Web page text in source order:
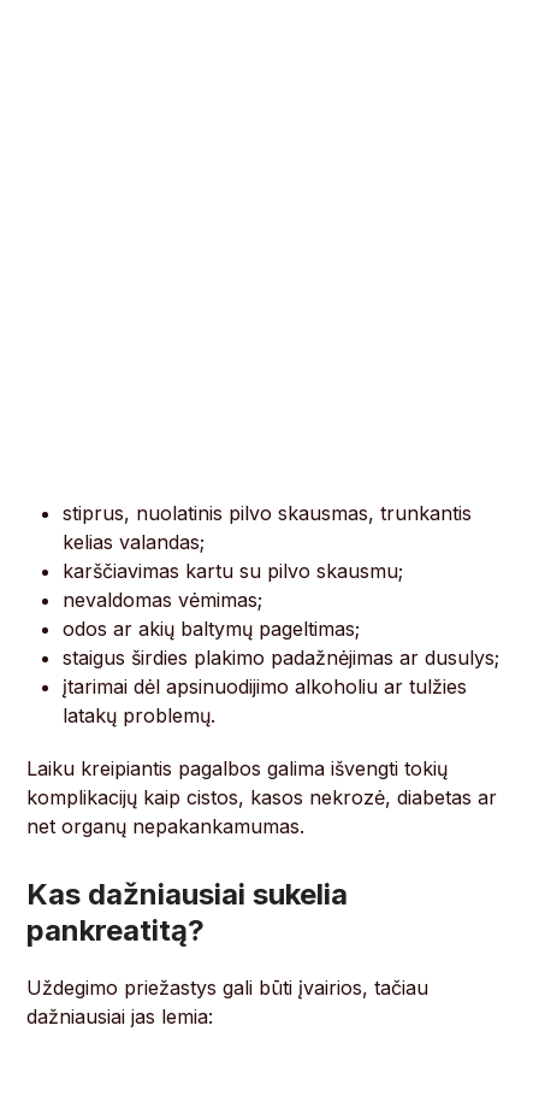
stiprus, nuolatinis pilvo skausmas, trunkantis
kelias valandas;
karščiavimas kartu su pilvo skausmu;
nevaldomas vėmimas;
odos ar akių baltymų pageltimas;
staigus širdies plakimo padažnėjimas ar dusulys;
įtarimai dėl apsinuodijimo alkoholiu ar tulžies
latakų problemų.
Laiku kreipiantis pagalbos galima išvengti tokių
komplikacijų kaip cistos, kasos nekrozė, diabetas ar
net organų nepakankamumas.
Kas dažniausiai sukelia
pankreatitą?
Uždegimo priežastys gali būti įvairios, tačiau
dažniausiai jas lemia: